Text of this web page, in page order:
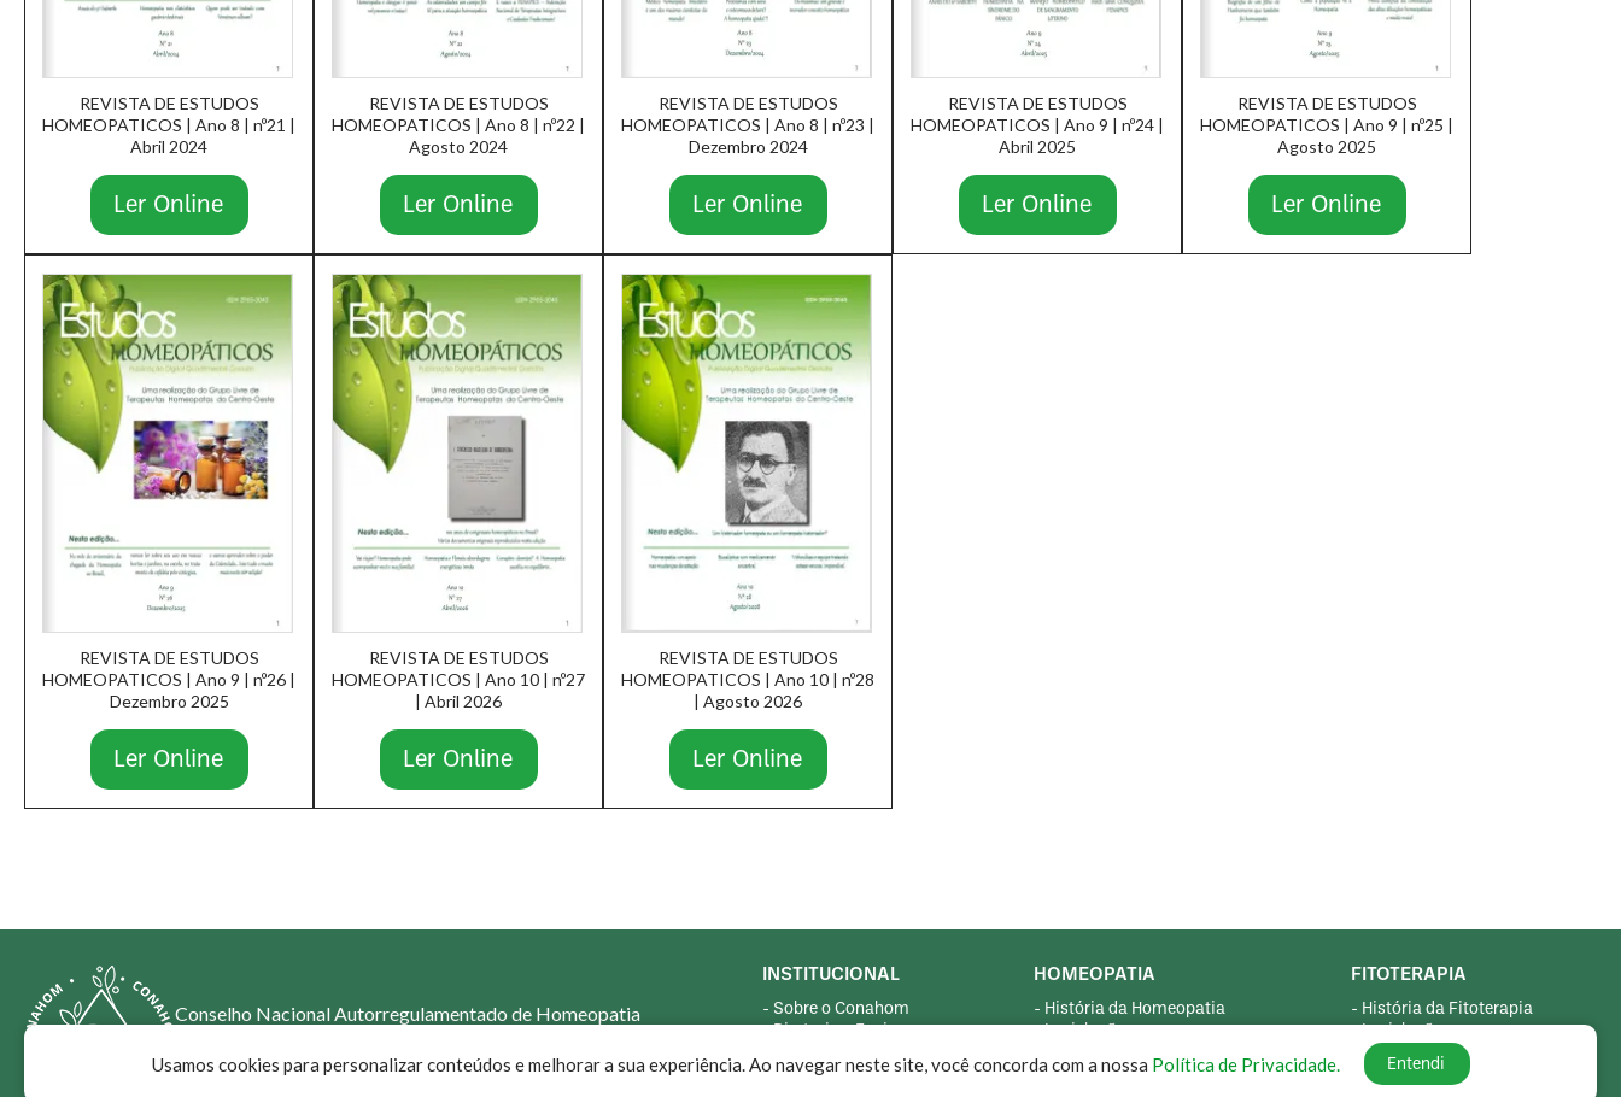
REVISTA DE ESTUDOS
HOMEOPATICOS | Ano 8 | nº21 |
Abril 2024
Ler Online
REVISTA DE ESTUDOS
HOMEOPATICOS | Ano 8 | nº22 |
Agosto 2024
Ler Online
REVISTA DE ESTUDOS
HOMEOPATICOS | Ano 8 | nº23 |
Dezembro 2024
Ler Online
REVISTA DE ESTUDOS
HOMEOPATICOS | Ano 9 | nº24 |
Abril 2025
Ler Online
REVISTA DE ESTUDOS
HOMEOPATICOS | Ano 9 | nº25 |
Agosto 2025
Ler Online
REVISTA DE ESTUDOS
HOMEOPATICOS | Ano 9 | nº26 |
Dezembro 2025
Ler Online
REVISTA DE ESTUDOS
HOMEOPATICOS | Ano 10 | nº27
| Abril 2026
Ler Online
REVISTA DE ESTUDOS
HOMEOPATICOS | Ano 10 | nº28
| Agosto 2026
Ler Online
Conselho Nacional Autorregulamentado de Homeopatia
INSTITUCIONAL
- Sobre o Conahom
- Estatuto
HOMEOPATIA
- História da Homeopatia
- Perguntas e Respostas
FITOTERAPIA
- História da Fitoterapia
- Dossiê Jurídico
- Perguntas e Respostas
Usamos cookies para personalizar conteúdos e melhorar a sua experiência. Ao navegar neste site, você concorda com a nossa Política de Privacidade. Entendi